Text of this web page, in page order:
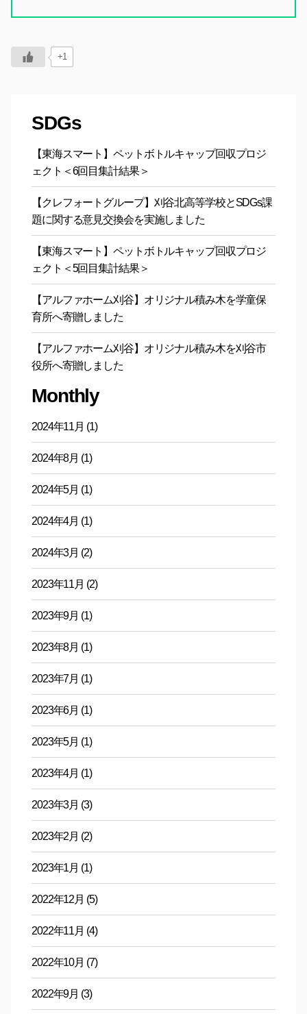
+1
SDGs
【東海スマート】ペットボトルキャップ回収プロジ
ェクト＜6回目集計結果＞
【クレフォートグループ】刈谷北高等学校とSDGs課
題に関する意見交換会を実施しました
【東海スマート】ペットボトルキャップ回収プロジ
ェクト＜5回目集計結果＞
【アルファホーム刈谷】オリジナル積み木を学童保
育所へ寄贈しました
【アルファホーム刈谷】オリジナル積み木を刈谷市
役所へ寄贈しました
Monthly
2024年11月 (1)
2024年8月 (1)
2024年5月 (1)
2024年4月 (1)
2024年3月 (2)
2023年11月 (2)
2023年9月 (1)
2023年8月 (1)
2023年7月 (1)
2023年6月 (1)
2023年5月 (1)
2023年4月 (1)
2023年3月 (3)
2023年2月 (2)
2023年1月 (1)
2022年12月 (5)
2022年11月 (4)
2022年10月 (7)
2022年9月 (3)